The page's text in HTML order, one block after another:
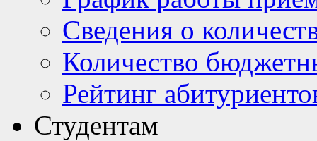
Сведения о
Количество
Рейтинг
Студентам